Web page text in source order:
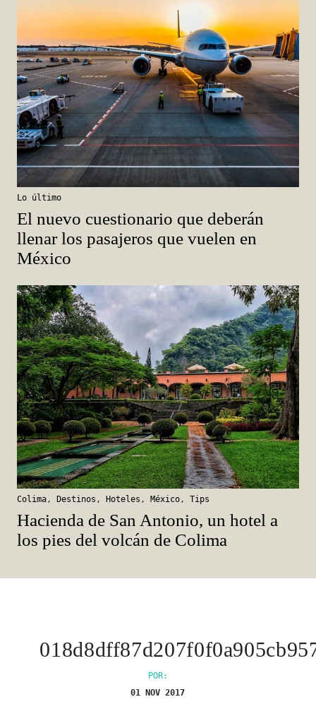
Lo último
El nuevo cuestionario que deberán
llenar los pasajeros que vuelen en
México
Colima, Destinos , Hoteles , México, Tips
Hacienda de San Antonio, un hotel a
los pies del volcán de Colima
POR:
01 NOV 2017